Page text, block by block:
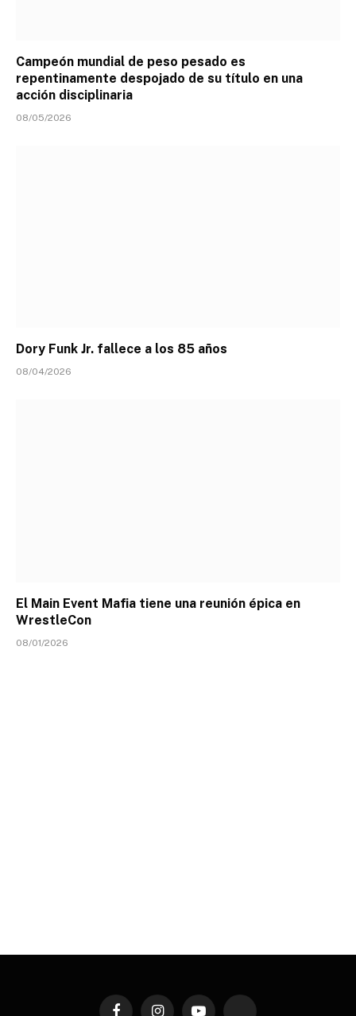
Campeón mundial de peso pesado es
repentinamente despojado de su título en una
acción disciplinaria
08/05/2026
Dory Funk Jr. fallece a los 85 años
08/04/2026
El Main Event Mafia tiene una reunión épica en
WrestleCon
08/01/2026